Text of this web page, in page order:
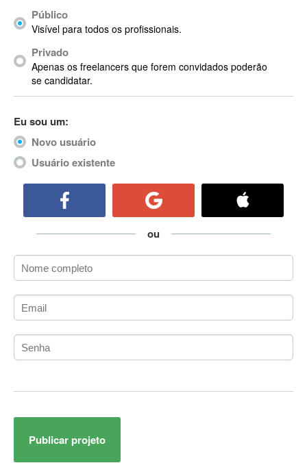
Acrobat X
ACT
Actian
Actimize
ActionScript 3
Active Directory
ActiveCollab
ActiveX
ActiveX Data Objects (ADO)
Ada
Adianti Framework
ADK
Administração
Administração de Artistas e Repertórios
Administração de Redes
Administração PostgreSQL
ADO.NET Entity Framework
Público
Visível para todos os profissionais.
Privado
Apenas os freelancers que forem convidados poderão
se candidatar.
Eu sou um:
Novo usuário
Usuário existente
ou
Publicar projeto